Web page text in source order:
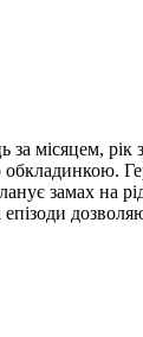
місяцем, рік
замах на